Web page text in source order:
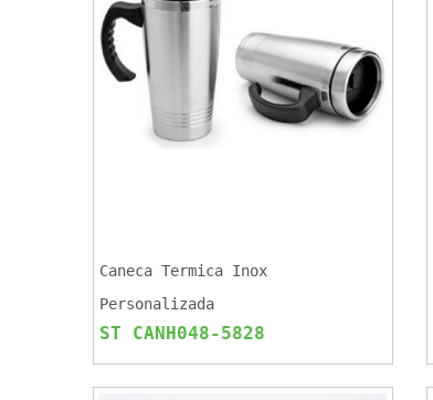
Caneca Termica Inox
Personalizada
ST CANH048-5828